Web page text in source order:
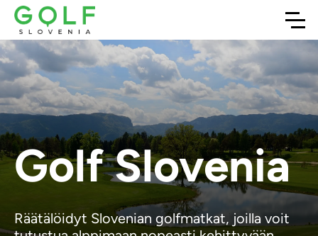
Golf Slovenia
Räätälöidyt Slovenian golfmatkat, joilla voit